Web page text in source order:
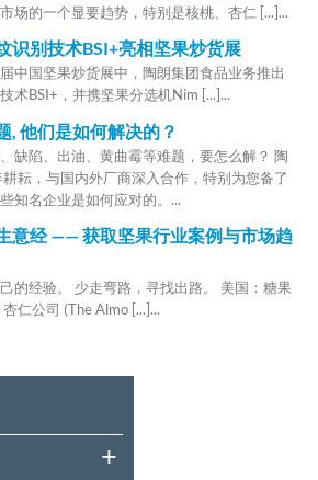
场的一个显要趋势，特别是核桃、杏仁 [...]...
识别技术BSI+亮相坚果炒货展
中国坚果炒货展中，陶朗集团食品业务推出
术BSI+，并携坚果分选机Nim [...]...
, 他们是如何解决的？
缺陷、出油、黄曲霉等难题，要怎么解？ 陶
耘，与国内外厂商深入合作，特别为您备了
知名企业是如何应对的。...
意经 —— 获取坚果行业案例与市场趋
的经验。 少走弯路，寻找出路。 美国：糖果
仁公司 (The Almo [...]...